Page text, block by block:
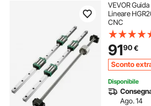
VEVOR
Lineare
CNC
9190€
Sconto
Disponibile
Ago. 14